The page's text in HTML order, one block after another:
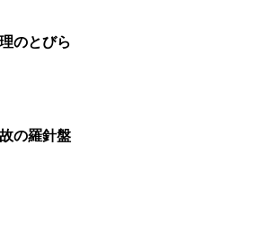
のとびら
の羅針盤